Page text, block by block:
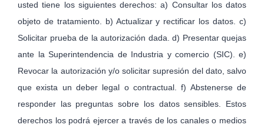
usted tiene los siguientes derechos: a) Consultar los datos
objeto de tratamiento. b) Actualizar y rectificar los datos. c)
Solicitar prueba de la autorización dada. d) Presentar quejas
ante la Superintendencia de Industria y comercio (SIC). e)
Revocar la autorización y/o solicitar supresión del dato, salvo
que exista un deber legal o contractual. f) Abstenerse de
responder las preguntas sobre los datos sensibles. Estos
derechos los podrá ejercer a través de los canales o medios